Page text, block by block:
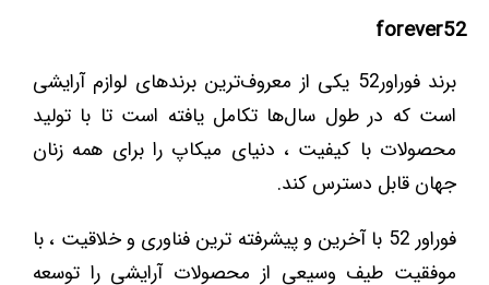
خرید و قیمت محصولات برند فوراور 52
FOREVER52 اصل | نمایندگی مای سفورا
در ایران
برند فوراور52 یکی از معروف‌ترین برندهای لوازم آرایشی